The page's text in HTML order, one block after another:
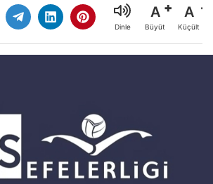
Dinle
A
Büyüt
A
Küçült